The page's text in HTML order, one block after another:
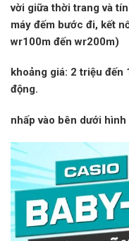
vời giữa thời trang và
máy đếm bước đi, kết
wr100m đến wr200m)
khoảng giá: 2 triệu đến
động.
nhấp vào bên dưới hình